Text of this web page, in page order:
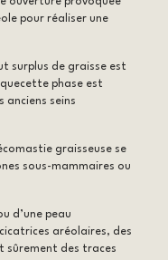
pour réaliser une
surplus de graisse est
phase est
anciens seins
graisseuse se
sous-mammaires ou
d’une peau
aréolaires, des
sûrement des traces